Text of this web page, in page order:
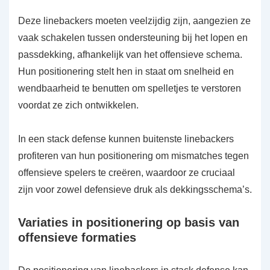
Deze linebackers moeten veelzijdig zijn, aangezien ze
vaak schakelen tussen ondersteuning bij het lopen en
passdekking, afhankelijk van het offensieve schema.
Hun positionering stelt hen in staat om snelheid en
wendbaarheid te benutten om spelletjes te verstoren
voordat ze zich ontwikkelen.
In een stack defense kunnen buitenste linebackers
profiteren van hun positionering om mismatches tegen
offensieve spelers te creëren, waardoor ze cruciaal
zijn voor zowel defensieve druk als dekkingsschema’s.
Variaties in positionering op basis van
offensieve formaties